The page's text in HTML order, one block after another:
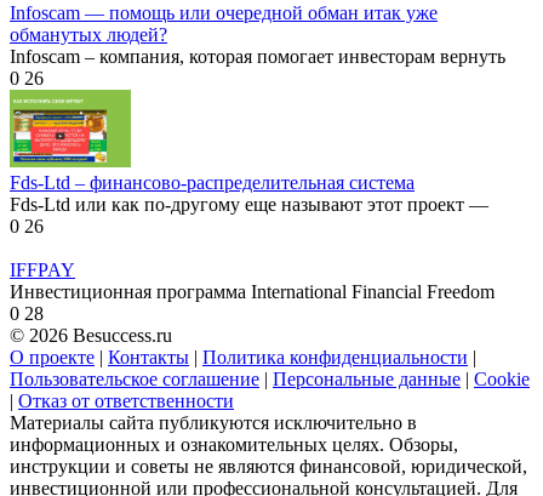
Infoscam — помощь или очередной обман итак уже
обманутых людей?
Infoscam – компания, которая помогает инвесторам вернуть
0 26
Fds-Ltd – финансово-распределительная система
Fds-Ltd или как по-другому еще называют этот проект —
0 26
IFFPAY
Инвестиционная программа International Financial Freedom
0 28
© 2026 Besuccess.ru
О проекте | Контакты | Политика конфиденциальности |
Пользовательское соглашение | Персональные данные | Cookie
| Отказ от ответственности
Материалы сайта публикуются исключительно в
информационных и ознакомительных целях. Обзоры,
инструкции и советы не являются финансовой, юридической,
инвестиционной или профессиональной консультацией. Для